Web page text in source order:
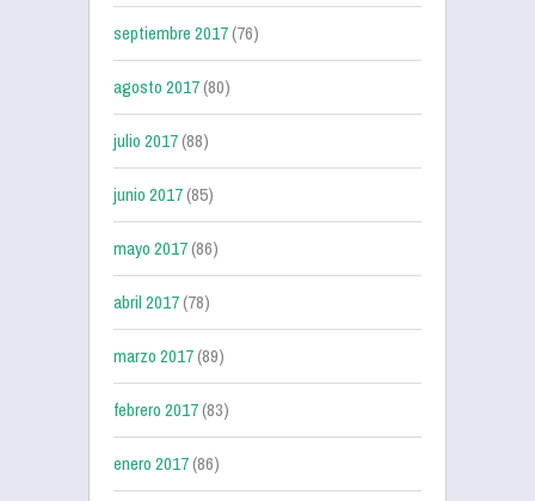
septiembre 2017(76)
agosto 2017(80)
julio 2017(88)
junio 2017(85)
mayo 2017(86)
abril 2017(78)
marzo 2017(89)
febrero 2017(83)
enero 2017(86)